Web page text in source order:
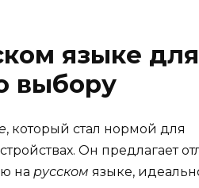
языке для
выбору
, который стал нормой для
Он предлагает
на русском языке,